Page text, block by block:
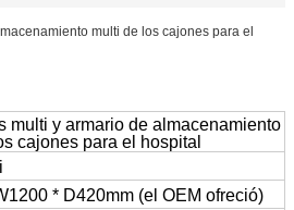
multi de los cajones para el
multi y armario de almacenamiento
cajones para el hospital
* D420mm (el OEM ofreció)